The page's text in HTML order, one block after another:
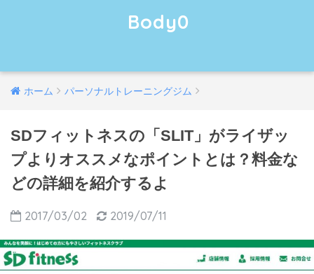
Body0
ホーム パーソナルトレーニングジム
SDフィットネスの「SLIT」がライザッ
プよりオススメなポイントとは？料金な
どの詳細を紹介するよ
2017/03/02 2019/07/11